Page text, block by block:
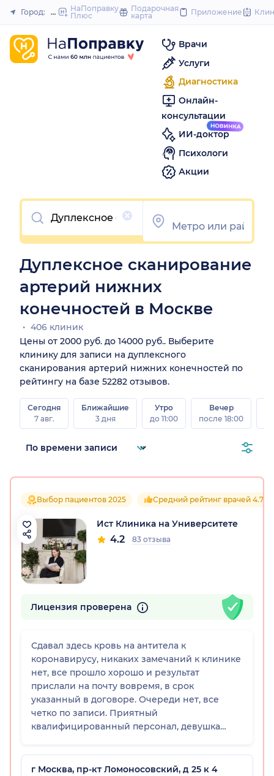
to
Закрыть
Город: МоскваНаПоправку
Плюс
Подарочная
карта
Приложение
Врачи
Услуги
Диагностика
Онлайн-
консультации
ИИ-доктор
Психологи
Акции
Очистить
Дуплексное сканирование
артерий нижних
конечностей в Москве
406 клиник
Цены от 2000 руб. до 14000 руб.. Выберите
клинику для записи на дуплексного
сканирования артерий нижних конечностей по
рейтингу на базе 52282 отзывов.
Сегодня
7 авг.
Ближайшие
3 дня
Утро
до 11:00
Вечер
после 18:00
Выбор пациентов 2025 Средний рейтинг врачей 4.7
Ист Клиника на Университете
4.2 83 отзыва
Лицензия проверена
Сдавал здесь кровь на антитела к
коронавирусу, никаких замечаний к клинике
нет, все прошло хорошо и результат
прислали на почту вовремя, в срок
указанный в договоре. Очереди нет, все
четко по записи. Приятный
квалифицированный персонал, девушка
Кругом чисто и аккуратно, все приветливые.
г Москва, пр-кт Ломоносовский, д 25 к 4